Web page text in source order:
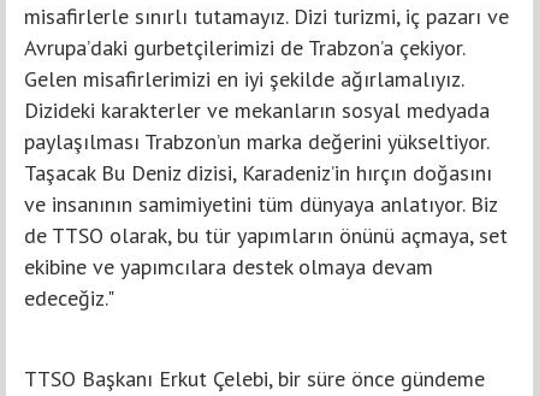
misafirlerle sınırlı tutamayız. Dizi turizmi, iç pazarı ve
Avrupa’daki gurbetçilerimizi de Trabzon’a çekiyor.
Gelen misafirlerimizi en iyi şekilde ağırlamalıyız.
Dizideki karakterler ve mekanların sosyal medyada
paylaşılması Trabzon’un marka değerini yükseltiyor.
Taşacak Bu Deniz dizisi, Karadeniz’in hırçın doğasını
ve insanının samimiyetini tüm dünyaya anlatıyor. Biz
de TTSO olarak, bu tür yapımların önünü açmaya, set
ekibine ve yapımcılara destek olmaya devam
edeceğiz."
TTSO Başkanı Erkut Çelebi, bir süre önce gündeme